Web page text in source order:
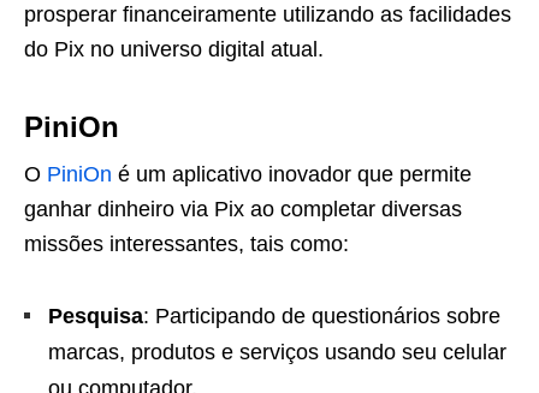
prosperar financeiramente utilizando as facilidades
do Pix no universo digital atual.
PiniOn
O PiniOn é um aplicativo inovador que permite
ganhar dinheiro via Pix ao completar diversas
missões interessantes, tais como:
Pesquisa: Participando de questionários sobre
marcas, produtos e serviços usando seu celular
ou computador.